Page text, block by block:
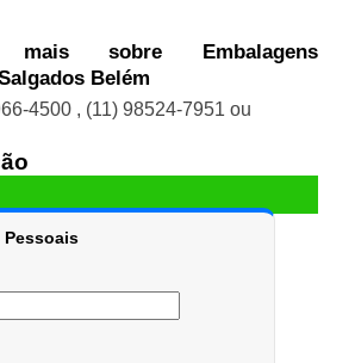
sobre Embalagens
Belém
4500 , (11) 98524-7951 ou
Pessoais